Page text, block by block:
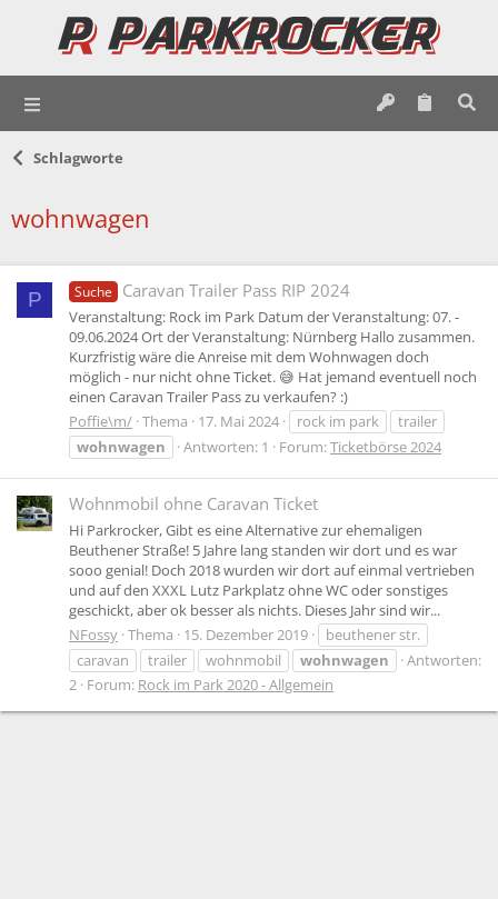
Schlagworte
wohnwagen
P Suche Caravan Trailer Pass RIP 2024
Veranstaltung: Rock im Park Datum der Veranstaltung: 07. -
09.06.2024 Ort der Veranstaltung: Nürnberg Hallo zusammen.
Kurzfristig wäre die Anreise mit dem Wohnwagen doch
möglich - nur nicht ohne Ticket. 😅 Hat jemand eventuell noch
einen Caravan Trailer Pass zu verkaufen? :)
Poffie\m/ Thema 17. Mai 2024 rock im park
trailer
wohnwagen
Antworten: 1 Forum:Ticketbörse 2024
Wohnmobil ohne Caravan Ticket
Hi Parkrocker, Gibt es eine Alternative zur ehemaligen
Beuthener Straße! 5 Jahre lang standen wir dort und es war
sooo genial! Doch 2018 wurden wir dort auf einmal vertrieben
und auf den XXXL Lutz Parkplatz ohne WC oder sonstiges
geschickt, aber ok besser als nichts. Dieses Jahr sind wir...
NFossy Thema 15. Dezember 2019
beuthener str.
caravan
trailer wohnmobil wohnwagen
Antworten:
2 Forum: Rock im Park 2020 - Allgemein